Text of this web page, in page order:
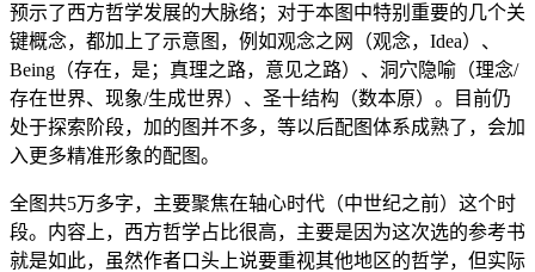
预示了西方哲学发展的大脉络；对于本图中特别重要的几个关
键概念，都加上了示意图，例如观念之网（观念，Idea）、
Being（存在，是；真理之路，意见之路）、洞穴隐喻（理念/
存在世界、现象/生成世界）、圣十结构（数本原）。目前仍
处于探索阶段，加的图并不多，等以后配图体系成熟了，会加
入更多精准形象的配图。
全图共5万多字，主要聚焦在轴心时代（中世纪之前）这个时
段。内容上，西方哲学占比很高，主要是因为这次选的参考书
就是如此，虽然作者口头上说要重视其他地区的哲学，但实际